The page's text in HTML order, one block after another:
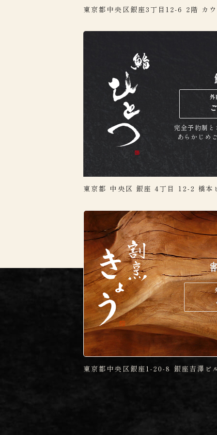
東京都中央区銀座3丁目12-6 2階 カ
外
完全予約制
あらかじめ
東京都 中央区 銀座 4丁目 12-2 橋
東京都中央区銀座1-20-8 銀座吉澤